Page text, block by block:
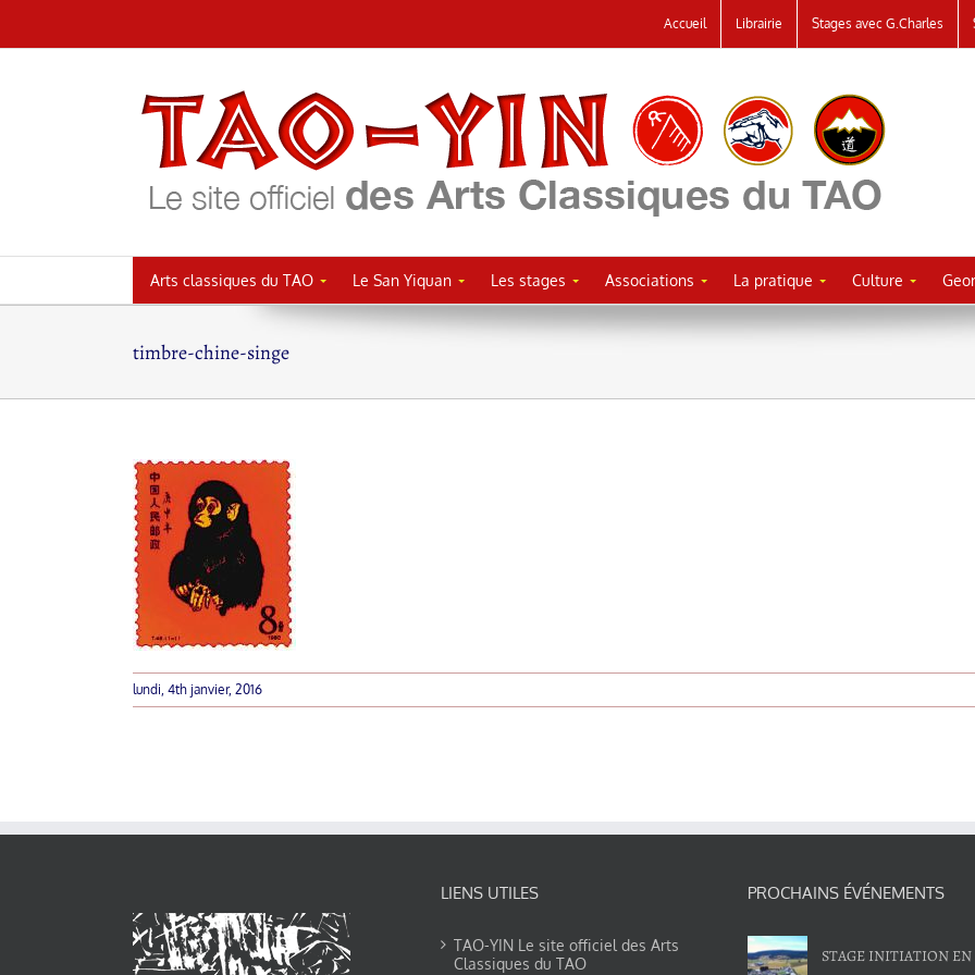
au
Accueil Librairie Stages avec G.Charles
Arts classiques du TAO Le San Yiquan Les stages Associations La pratique Culture
timbre-chine-singe
lundi, 4th janvier, 2016
LIENS UTILES
TAO-YIN Le site officiel des Arts
Classiques du TAO
PROCHAINS ÉVÉNEMENTS
STAGE INITIATION EN